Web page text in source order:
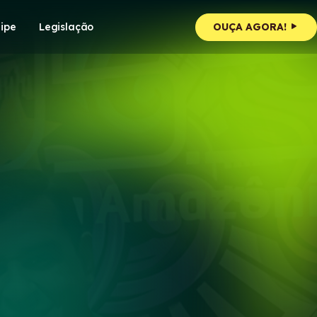
Legislação OUÇA AGORA!